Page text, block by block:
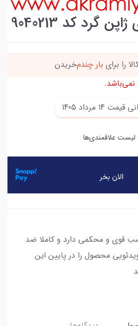
گرد کد 9040213
را برای بار چندم‌خریدن
قیمت 14 مرداد 1405
قوی و محکمی دارد و کاملا ضد
محصول را در پایین این